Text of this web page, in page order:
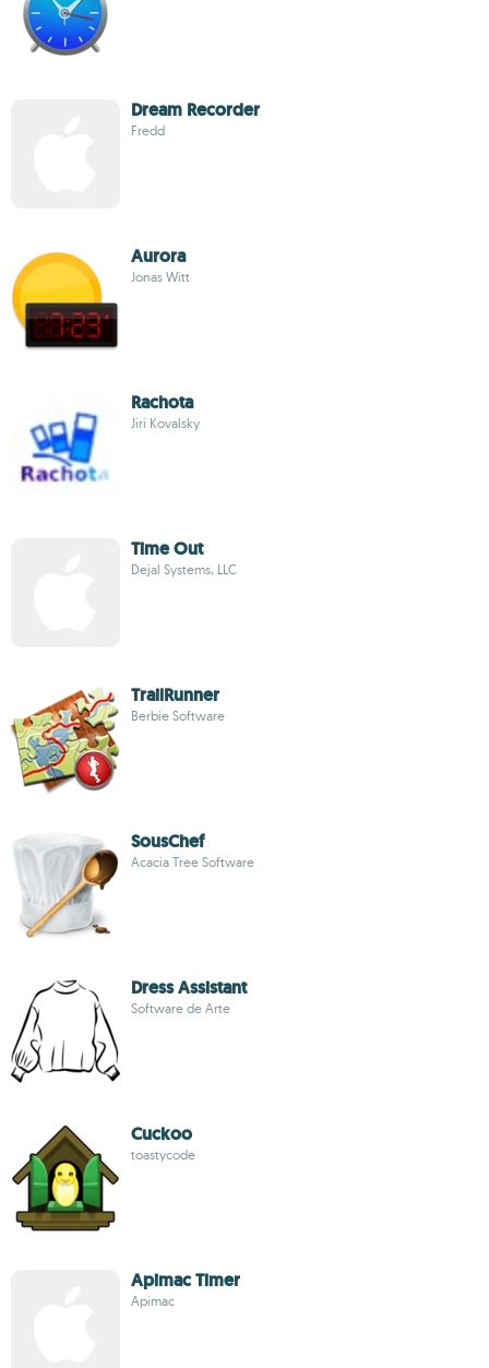
Dream Recorder
Fredd
Aurora
Jonas Witt
Rachota
Jiri Kovalsky
Time Out
Dejal Systems, LLC
TrailRunner
Berbie Software
SousChef
Acacia Tree Software
Dress Assistant
Software de Arte
Cuckoo
toastycode
Apimac Timer
Apimac